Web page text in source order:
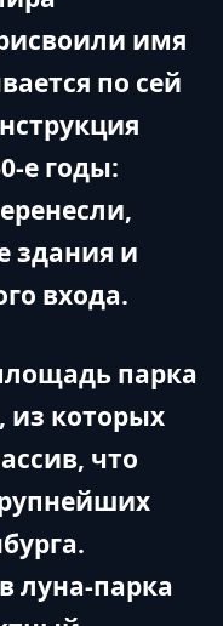
имя
по сей
е годы:
здания и
входа.
парка
из которых
что
луна-парка